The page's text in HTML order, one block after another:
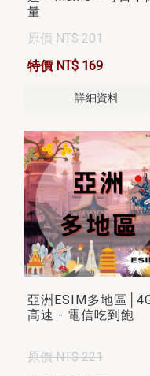
量
原價 NT$ 201
特價 NT$ 169
詳細資料
亞洲ESIM多地區
高速 - 電信吃到飽
原價 NT$ 221